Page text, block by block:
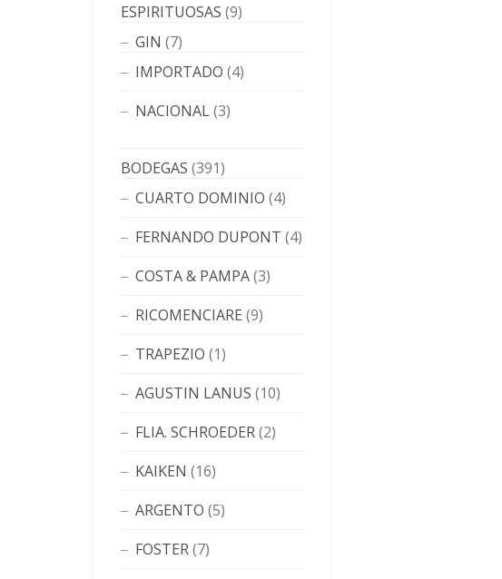
ESPIRITUOSAS (9)
GIN (7)
IMPORTADO (4)
NACIONAL(3)
BODEGAS (391)
CUARTO DOMINIO (4)
FERNANDO DUPONT (4)
COSTA & PAMPA(3)
RICOMENCIARE (9)
TRAPEZIO (1)
AGUSTIN LANUS (10)
FLIA. SCHROEDER(2)
KAIKEN (16)
ARGENTO (5)
FOSTER(7)